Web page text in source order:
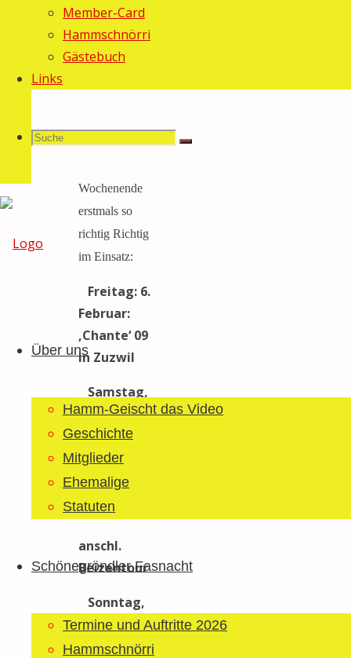
Member-Card
Hammschnörri
Gästebuch
Links
Suche
Suchen
Suche
Lömpe
springenÜber uns
Hamm-Geischt das Video
Geschichte
Mitglieder
Ehemalige
Statuten
Schönegröndler Fasnacht
Termine und Auftritte 2026
Hammschnörri
Allgemein/
Fasnacht
2009
Start sind wir
Wochenende
erstmals so
richtig Richtig
im Einsatz:
Freitag: 6.
Februar:
‚Chante‘ 09
in Zuzwil
Samstag,
7. Februar:
Umzug
Jonschwil
(ca. 13.30
Uhr)
anschl.
Beizentour
Sonntag,
8.
Februar: Umzug